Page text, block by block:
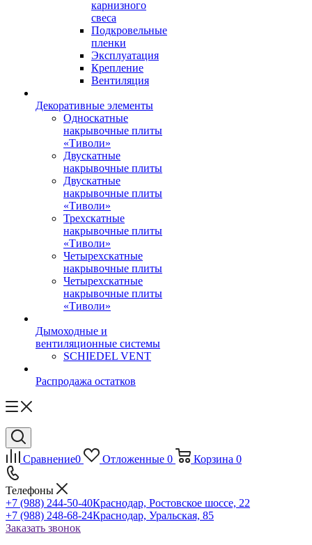
карнизного
свеса
Подкровельные
пленки
Эксплуатация
Крепление
Вентиляция
Декоративные элементы
Односкатные
накрывочные плиты
«Тиволи»
Двускатные
накрывочные плиты
Двускатные
накрывочные плиты
«Тиволи»
Трехскатные
накрывочные плиты
«Тиволи»
Четырехскатные
накрывочные плиты
Четырехскатные
накрывочные плиты
«Тиволи»
Дымоходные и
вентиляционные системы
SCHIEDEL VENT
Распродажа остатков
Сравнение0 Отложенные 0 Корзина 0
Телефоны
+7 (988) 244-50-40Краснодар, Ростовское шоссе, 22
+7 (988) 248-68-24Краснодар, Уральская, 85
Заказать звонок